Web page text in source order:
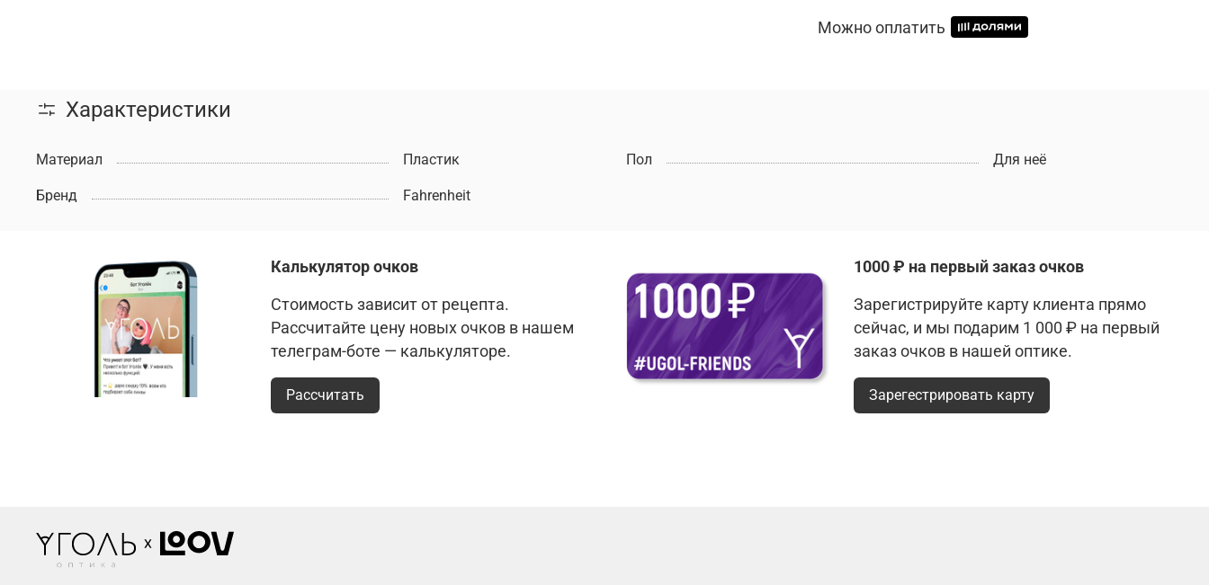
Можно оплатить
Характеристики
Материал Пластик Пол Для неё
Бренд Fahrenheit
Калькулятор очков
Стоимость зависит от рецепта.
Рассчитайте цену новых очков в нашем
телеграм-боте — калькуляторе.
Рассчитать
1000 ₽ на первый заказ очков
Зарегистрируйте карту клиента прямо
сейчас, и мы подарим 1 000 ₽ на первый
заказ очков в нашей оптике.
Зарегестрировать карту